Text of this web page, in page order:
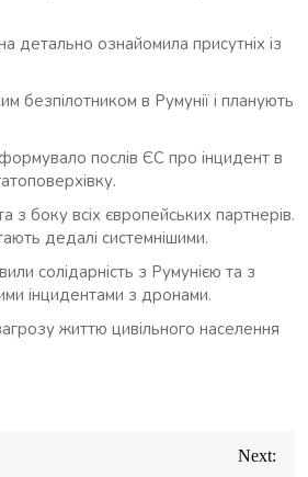
детально ознайомила присутніх із
безпілотником в Румунії і планують
послів ЄС про інцидент в
боку всіх європейських партнерів.
дедалі системнішими.
солідарність з Румунією та з
інцидентами з дронами.
життю цивільного населення
Next: